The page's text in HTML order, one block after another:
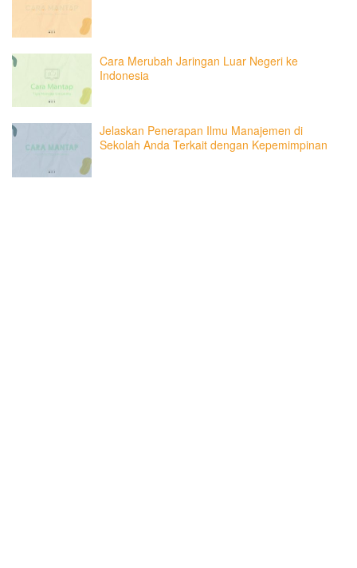
Cara Merubah Jaringan Luar Negeri ke
Indonesia
Jelaskan Penerapan Ilmu Manajemen di
Sekolah Anda Terkait dengan Kepemimpinan